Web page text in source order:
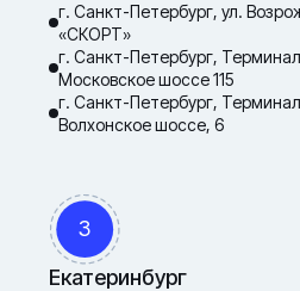
г. Санкт-Петербург, ул.
«СКОРТ»
г. Санкт-Петербург,
Московское шоссе 115
г. Санкт-Петербург,
Волхонское шоссе, 6
3
Екатеринбург